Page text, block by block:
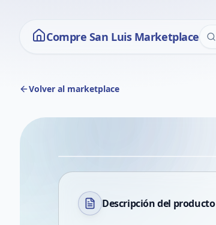
Compre San Luis Marketplace
Volver al marketplace
Descripción del producto